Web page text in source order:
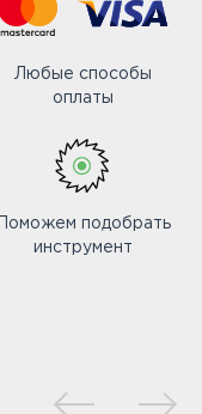
Любые способы
оплаты
Поможем подобрать
инструмент